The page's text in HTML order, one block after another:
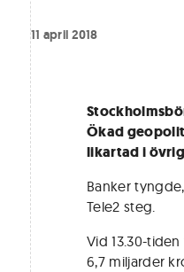
11 april 2018
Ökad
likartad i
Banker
Tele2 steg.
Vid 13.30-
6,7 miljarder